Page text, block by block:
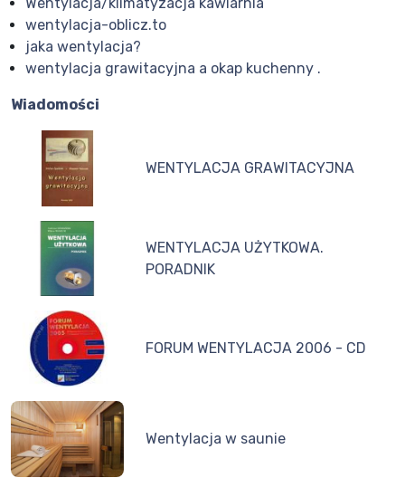
Wentylacja/klimatyzacja kawiarnia
wentylacja-oblicz.to
jaka wentylacja?
wentylacja grawitacyjna a okap kuchenny .
Wiadomości
WENTYLACJA GRAWITACYJNA
WENTYLACJA UŻYTKOWA.
PORADNIK
FORUM WENTYLACJA 2006 - CD
Wentylacja w saunie